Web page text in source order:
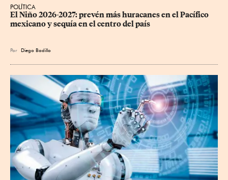
POLÍTICA
El Niño 2026-2027: prevén más huracanes en el Pacífico
mexicano y sequía en el centro del país
Por Diego Badillo